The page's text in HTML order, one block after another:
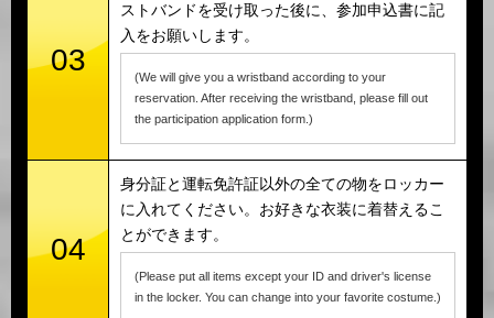
03
ストバンドを受け取った後に、参加申込書に記
入をお願いします。
(We will give you a wristband according to your
reservation. After receiving the wristband, please fill out
the participation application form.)
04
身分証と運転免許証以外の全ての物をロッカー
に入れてください。お好きな衣装に着替えるこ
とができます。
(Please put all items except your ID and driver's license
in the locker. You can change into your favorite costume.)